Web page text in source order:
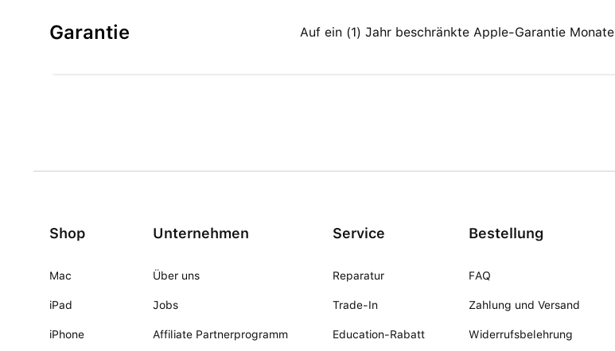
Garantie Auf ein (1) Jahr beschränkte Apple-Garantie Monate
Shop
Mac
iPad
iPhone
Unternehmen
Über uns
Jobs
Affiliate Partnerprogramm
Service
Reparatur
Trade-In
Education-Rabatt
Bestellung
FAQ
Zahlung und Versand
Widerrufsbelehrung